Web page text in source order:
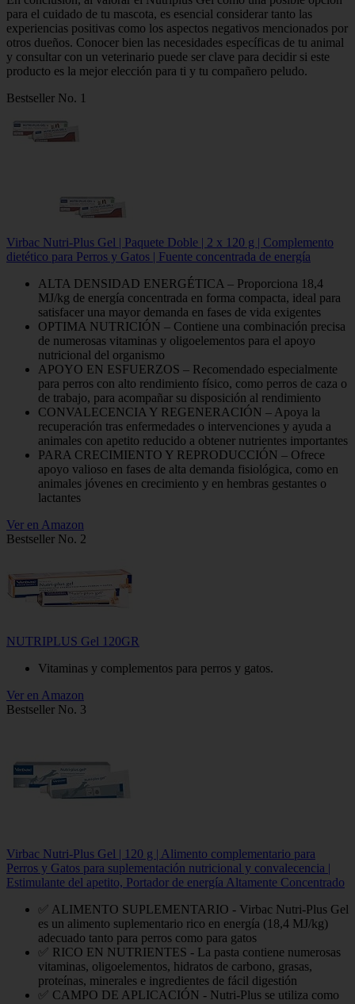
para el cuidado de tu mascota, es esencial considerar tanto las
experiencias positivas como los aspectos negativos mencionados por
otros dueños. Conocer bien las necesidades específicas de tu animal
y consultar con un veterinario puede ser clave para decidir si este
producto es la mejor elección para ti y tu compañero peludo.
Bestseller No. 1
Virbac Nutri-Plus Gel | Paquete Doble | 2 x 120 g | Complemento
dietético para Perros y Gatos | Fuente concentrada de energía
ALTA DENSIDAD ENERGÉTICA – Proporciona 18,4
MJ/kg de energía concentrada en forma compacta, ideal para
satisfacer una mayor demanda en fases de vida exigentes
OPTIMA NUTRICIÓN – Contiene una combinación precisa
de numerosas vitaminas y oligoelementos para el apoyo
nutricional del organismo
APOYO EN ESFUERZOS – Recomendado especialmente
para perros con alto rendimiento físico, como perros de caza o
de trabajo, para acompañar su disposición al rendimiento
CONVALECENCIA Y REGENERACIÓN – Apoya la
recuperación tras enfermedades o intervenciones y ayuda a
animales con apetito reducido a obtener nutrientes importantes
PARA CRECIMIENTO Y REPRODUCCIÓN – Ofrece
apoyo valioso en fases de alta demanda fisiológica, como en
animales jóvenes en crecimiento y en hembras gestantes o
lactantes
Ver en Amazon
Bestseller No. 2
NUTRIPLUS Gel 120GR
Vitaminas y complementos para perros y gatos.
Ver en Amazon
Bestseller No. 3
Virbac Nutri-Plus Gel | 120 g | Alimento complementario para
Perros y Gatos para suplementación nutricional y convalecencia |
Estimulante del apetito, Portador de energía Altamente Concentrado
✅ ALIMENTO SUPLEMENTARIO - Virbac Nutri-Plus Gel
es un alimento suplementario rico en energía (18,4 MJ/kg)
adecuado tanto para perros como para gatos
✅ RICO EN NUTRIENTES - La pasta contiene numerosas
vitaminas, oligoelementos, hidratos de carbono, grasas,
proteínas, minerales e ingredientes de fácil digestión
✅ CAMPO DE APLICACIÓN - Nutri-Plus se utiliza como